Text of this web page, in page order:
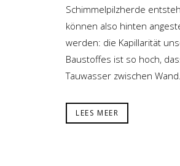
Schimmelpilzherde
können also hinten
werden: die Kapillarität
Baustoffes ist so hoch,
Tauwasser zwischen Wand...
LEES MEER